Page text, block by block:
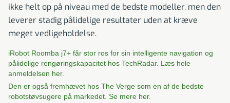
ikke helt op på niveau med de bedste modeller, men den
leverer stadig pålidelige resultater uden at kræve
meget vedligeholdelse.
iRobot Roomba j7+ får stor ros for sin intelligente navigation og
pålidelige rengøringskapacitet hos TechRadar. Læs hele
anmeldelsen her.
Den er også fremhævet hos The Verge som en af de bedste
robotstøvsugere på markedet. Se mere her.